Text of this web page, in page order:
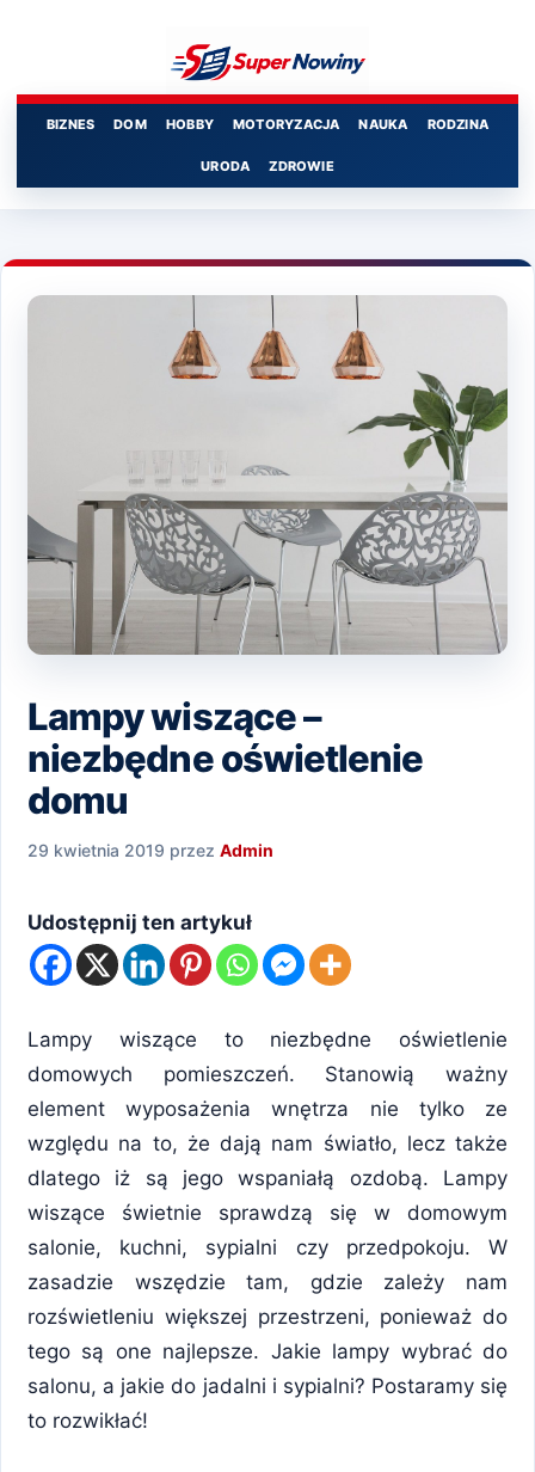
BIZNES DOM HOBBY MOTORYZACJA NAUKA RODZINA
URODA ZDROWIE
Lampy wiszące –
niezbędne oświetlenie
domu
29 kwietnia 2019 przez Admin
Udostępnij ten artykuł
Lampy wiszące to niezbędne oświetlenie
domowych pomieszczeń. Stanowią ważny
element wyposażenia wnętrza nie tylko ze
względu na to, że dają nam światło, lecz także
dlatego iż są jego wspaniałą ozdobą. Lampy
wiszące świetnie sprawdzą się w domowym
salonie, kuchni, sypialni czy przedpokoju. W
zasadzie wszędzie tam, gdzie zależy nam
rozświetleniu większej przestrzeni, ponieważ do
tego są one najlepsze. Jakie lampy wybrać do
salonu, a jakie do jadalni i sypialni? Postaramy się
to rozwikłać!